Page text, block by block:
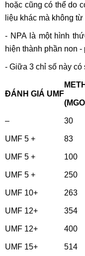
hoặc cũng có thể do
liệu khác mà không
- NPA là một hình
hiện thành phần non -
- Giữa 3 chỉ số này
ĐÁNH GIÁ UMF
– 30
UMF 5 + 83
UMF 5 + 100
UMF 5 + 250
UMF 10+ 263
UMF 12+ 354
UMF 12+ 400
UMF 15+ 514